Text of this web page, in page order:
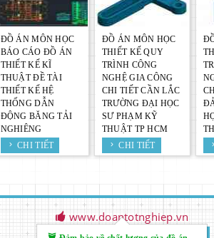
ĐỒ ÁN MÔN HỌC
BÁO CÁO ĐỒ ÁN
THIẾT KẾ KĨ
THUẬT ĐỀ TÀI
THIẾT KẾ HỆ
THỐNG DẪN
ĐỘNG BĂNG TẢI
NGHIÊNG
CHI TIẾT
ĐỒ ÁN MÔN HỌC
THIẾT KẾ QUY
TRÌNH CÔNG
NGHỆ GIA CÔNG
CHI TIẾT CẦN LẮC
TRƯỜNG ĐẠI HỌC
SƯ PHẠM KỸ
THUẬT TP HCM
CHI TIẾT
www.doantotnghiep.vn